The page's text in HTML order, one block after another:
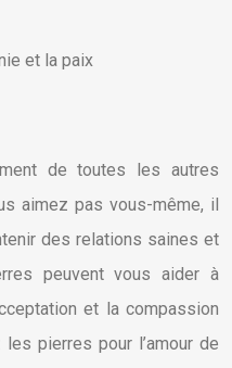
de toutes les autres
aimez pas vous-même, il
des relations saines et
peuvent vous aider à
et la compassion
pierres pour l’amour de